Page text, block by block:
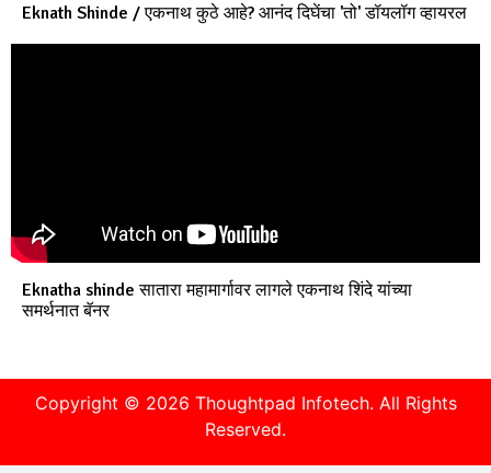
Eknath Shinde / एकनाथ कुठे आहे? आनंद दिघेंचा 'तो' डॉयलॉग व्हायरल
Eknatha shinde सातारा महामार्गावर लागले एकनाथ शिंदे यांच्या
समर्थनात बॅनर
Copyright © 2026 Thoughtpad Infotech. All Rights
Reserved.